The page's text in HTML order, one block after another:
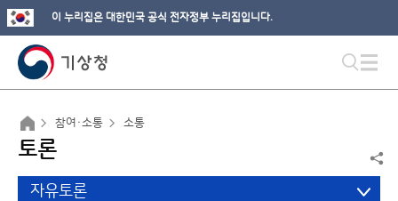
이 누리집은 대한민국 공식 전자정부 누리집입니다.
참여·소통 소통
토론
자유토론